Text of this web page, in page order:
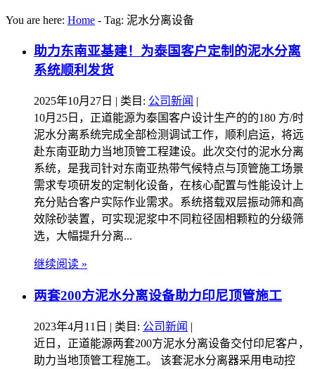
You are here: Home - Tag: 泥水分离设备
助力东南亚基建！为泰国客户定制的泥水分离
系统顺利发货​
2025年10月27日 | 类目: 公司新闻 |
10月25日，正道能源为泰国客户设计生产的的180 方/时
泥水分离系统完成全部检测调试工作，顺利启运，将远
赴东南亚助力当地顶管工程建设。​ 此次交付的泥水分离
系统，是我司针对东南亚热带气候特点与顶管施工场景
需求专项研发的定制化设备，在核心配置与性能设计上
充分贴合客户实际作业需求。系统搭载双层振动筛和高
效除砂装置，可实现泥浆中不同粒径固相颗粒的分级筛
选，大幅提升分离...
继续阅读 »
两套200方泥水分离设备助力印尼顶管施工
2023年4月11日 | 类目: 公司新闻 |
近日，正道能源两套200方泥水分离设备交付印尼客户，
助力当地顶管工程施工。 该套泥水分离器采用电动控